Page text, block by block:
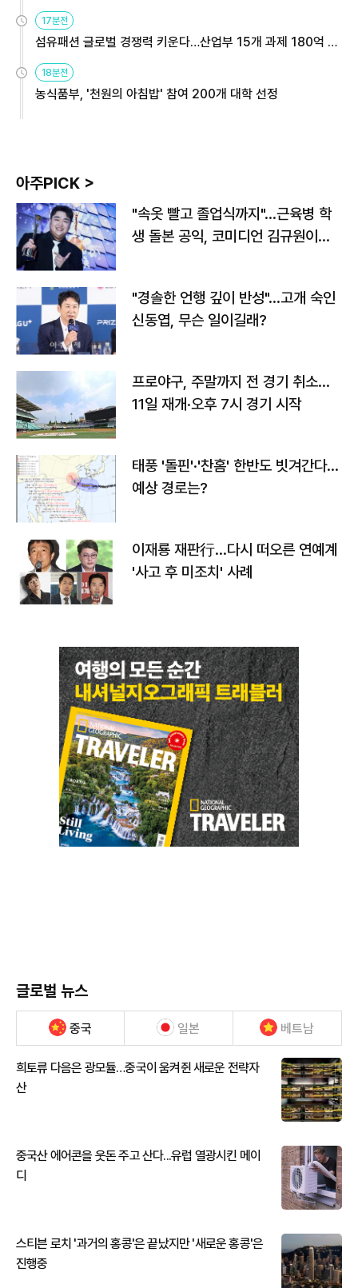
용해야
17분전
섬유패션 글로벌 경쟁력 키운다…산업부 15개 과제 180억 지
원
18분전
농식품부, '천원의 아침밥' 참여 200개 대학 선정
아주PICK >
"속옷 빨고 졸업식까지"…근육병 학
생 돌본 공익, 코미디언 김규원이었
"경솔한 언행 깊이 반성"…고개 숙인
신동엽, 무슨 일이길래?
프로야구, 주말까지 전 경기 취소…
11일 재개·오후 7시 경기 시작
태풍 '돌핀'·'찬홈' 한반도 빗겨간다…
예상 경로는?
이재룡 재판行…다시 떠오른 연예계
'사고 후 미조치' 사례
글로벌 뉴스
중국 일본 베트남
희토류 다음은 광모듈…중국이 움켜쥔 새로운 전략자
산
중국산 에어콘을 웃돈 주고 산다...유럽 열광시킨 메이
디
스티븐 로치 '과거의 홍콩'은 끝났지만 '새로운 홍콩'은
진행중